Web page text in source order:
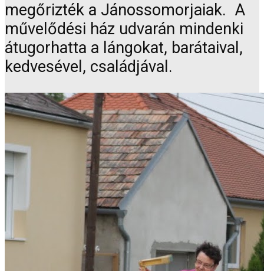
megőrizték a Jánossomorjaiak. A
művelődési ház udvarán mindenki
átugorhatta a lángokat, barátaival,
kedvesével, családjával.